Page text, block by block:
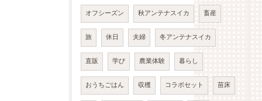
オフシーズン 秋アンテナスイカ 畜産
旅 休日 夫婦 冬アンテナスイカ
直販 学び 農業体験 暮らし
おうちごはん 収穫 コラボセット 苗床